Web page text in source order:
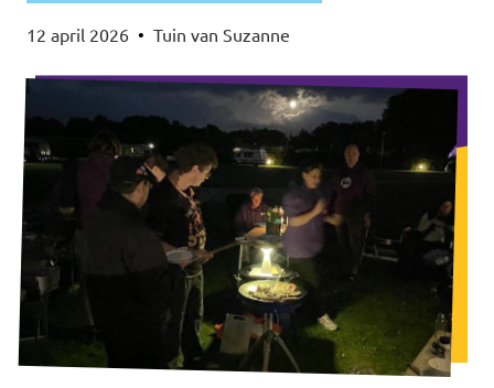
12 april 2026 • Tuin van Suzanne